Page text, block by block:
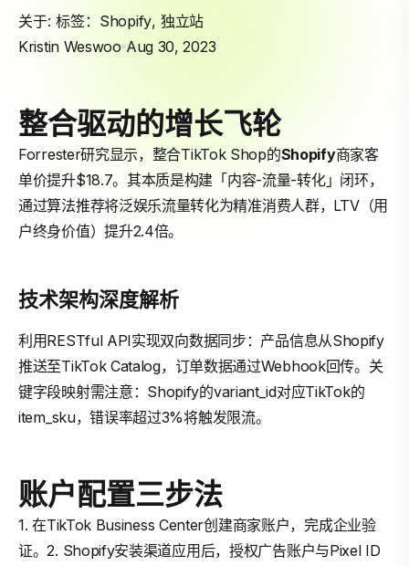
关于: 标签： Shopify, 独立站
Kristin Weswoo Aug 30, 2023
整合驱动的增长飞轮
Forrester研究显示，整合TikTok Shop的Shopify商家客
单价提升$18.7。其本质是构建「内容-流量-转化」闭环，
通过算法推荐将泛娱乐流量转化为精准消费人群，LTV（用
户终身价值）提升2.4倍。
技术架构深度解析
利用RESTful API实现双向数据同步：产品信息从Shopify
推送至TikTok Catalog，订单数据通过Webhook回传。关
键字段映射需注意：Shopify的variant_id对应TikTok的
item_sku，错误率超过3%将触发限流。
账户配置三步法
1. 在TikTok Business Center创建商家账户，完成企业验
证。2. Shopify安装渠道应用后，授权广告账户与Pixel ID